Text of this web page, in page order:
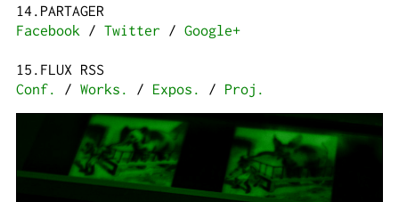
PARTAGER
Facebook / Twitter / Google+
FLUX RSS
Conf.
/ Works. / Expos. / Proj.